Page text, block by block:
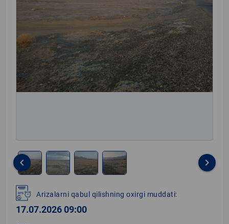
1
of
4
keyboard_arrow_left keyboard_arrow_right
Arizalarni qabul qilishning oxirgi muddati:
17.07.2026 09:00